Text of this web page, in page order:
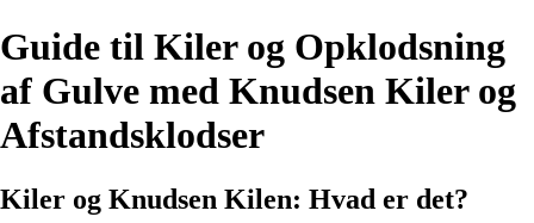
Guide til Kiler og Opklodsning
af Gulve med Knudsen Kiler og
Afstandsklodser
Kiler og Knudsen Kilen: Hvad er det?